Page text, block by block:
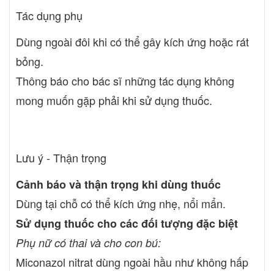
Tác dụng phụ
Dùng ngoài đôi khi có thể gây kích ứng hoặc rát
bỏng.
Thông báo cho bác sĩ những tác dụng không
mong muốn gặp phải khi sử dụng thuốc.
Lưu ý - Thận trọng
Cảnh báo và thận trọng khi dùng thuốc
Dùng tại chỗ có thể kích ứng nhẹ, nổi mẩn.
Sử dụng thuốc cho các đối tượng đặc biệt
Phụ nữ có thai và cho con bú:
Miconazol nitrat dùng ngoài hầu như không hấp